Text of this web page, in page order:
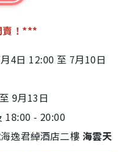
賣！***
4日 12:00 至 7月10日
9月13日
18:00 - 20:00
逸君綽酒店二樓 海雲天